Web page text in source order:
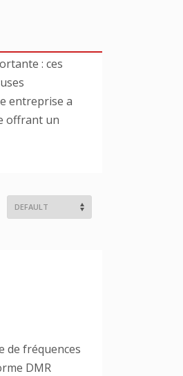
: ces
entreprise a
offrant un
de fréquences
DMR